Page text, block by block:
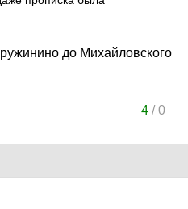
до Михайловского
4/0